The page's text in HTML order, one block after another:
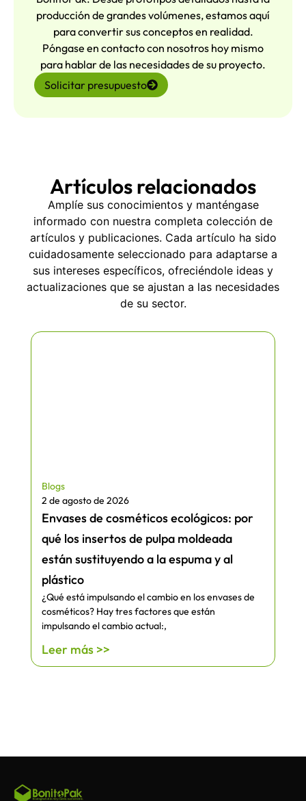
producción de grandes volúmenes, estamos aquí
para convertir sus conceptos en realidad.
Póngase en contacto con nosotros hoy mismo
para hablar de las necesidades de su proyecto.
Solicitar presupuesto
Artículos relacionados
Amplíe sus conocimientos y manténgase
informado con nuestra completa colección de
artículos y publicaciones. Cada artículo ha sido
cuidadosamente seleccionado para adaptarse a
sus intereses específicos, ofreciéndole ideas y
actualizaciones que se ajustan a las necesidades
de su sector.
Blogs
2 de agosto de 2026
Envases de cosméticos ecológicos: por
qué los insertos de pulpa moldeada
están sustituyendo a la espuma y al
plástico
¿Qué está impulsando el cambio en los envases de
cosméticos? Hay tres factores que están
impulsando el cambio actual:,
Leer más >>